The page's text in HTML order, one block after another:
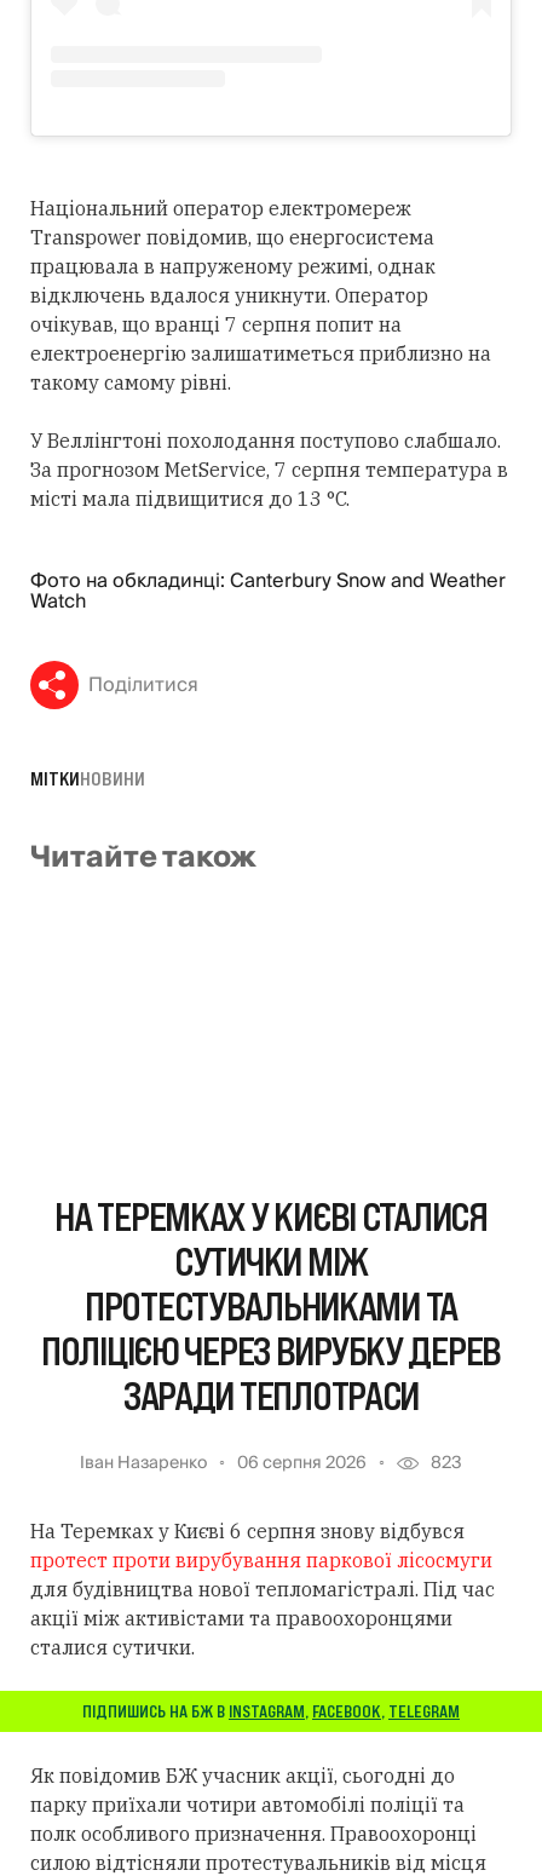
Національний оператор електромереж
Transpower повідомив, що енергосистема
працювала в напруженому режимі, однак
відключень вдалося уникнути. Оператор
очікував, що вранці 7 серпня попит на
електроенергію залишатиметься приблизно на
такому самому рівні.
У Веллінгтоні похолодання поступово слабшало.
За прогнозом MetService, 7 серпня температура в
місті мала підвищитися до 13 °C.
Фото на обкладинці: Canterbury Snow and Weather
Watch
Поділитися
МІТКИНОВИНИ
Читайте також
НА ТЕРЕМКАХ У КИЄВІ СТАЛИСЯ
СУТИЧКИ МІЖ
ПРОТЕСТУВАЛЬНИКАМИ ТА
ПОЛІЦІЄЮ ЧЕРЕЗ ВИРУБКУ ДЕРЕВ
ЗАРАДИ ТЕПЛОТРАСИ
Іван Назаренко 06 серпня 2026 823
На Теремках у Києві 6 серпня знову відбувся
протест проти вирубування паркової лісосмуги
для будівництва нової тепломагістралі. Під час
акції між активістами та правоохоронцями
сталися сутички.
ПІДПИШИСЬ НА БЖ В INSTAGRAM, FACEBOOK, TELEGRAM
Як повідомив БЖ учасник акції, сьогодні до
парку приїхали чотири автомобілі поліції та
полк особливого призначення. Правоохоронці
силою відтісняли протестувальників від місця